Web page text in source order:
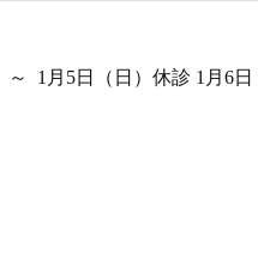
～ 1月5日（日）休診 1月6